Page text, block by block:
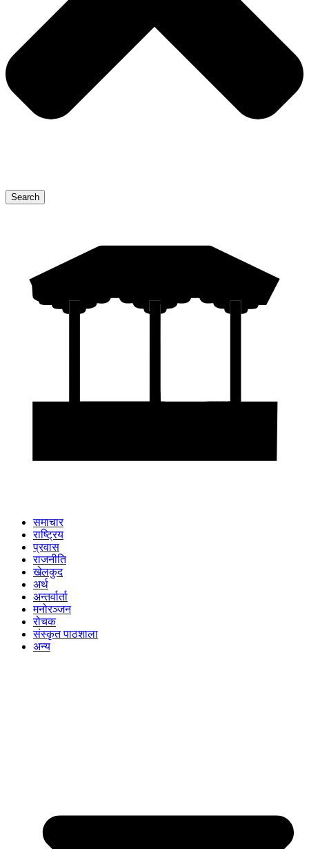
Search
समाचार
राष्ट्रिय
प्रवास
राजनीति
खेलकुद
अर्थ
अन्तर्वार्ता
मनोरञ्जन
रोचक
संस्कृत पाठशाला
अन्य